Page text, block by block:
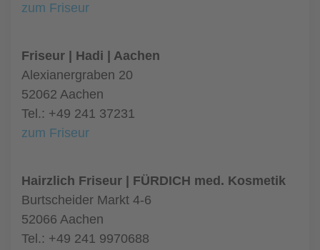
zum Friseur
Friseur | Hadi | Aachen
Alexianergraben 20
52062 Aachen
Tel.: +49 241 37231
zum Friseur
Hairzlich Friseur | FÜRDICH med. Kosmetik
Burtscheider Markt 4-6
52066 Aachen
Tel.: +49 241 9970688